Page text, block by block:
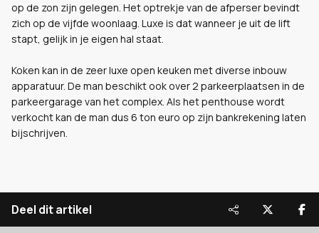
op de zon zijn gelegen. Het optrekje van de afperser bevindt
zich op de vijfde woonlaag. Luxe is dat wanneer je uit de lift
stapt, gelijk in je eigen hal staat.
Koken kan in de zeer luxe open keuken met diverse inbouw
apparatuur. De man beschikt ook over 2 parkeerplaatsen in de
parkeergarage van het complex. Als het penthouse wordt
verkocht kan de man dus 6 ton euro op zijn bankrekening laten
bijschrijven.
Deel dit artikel